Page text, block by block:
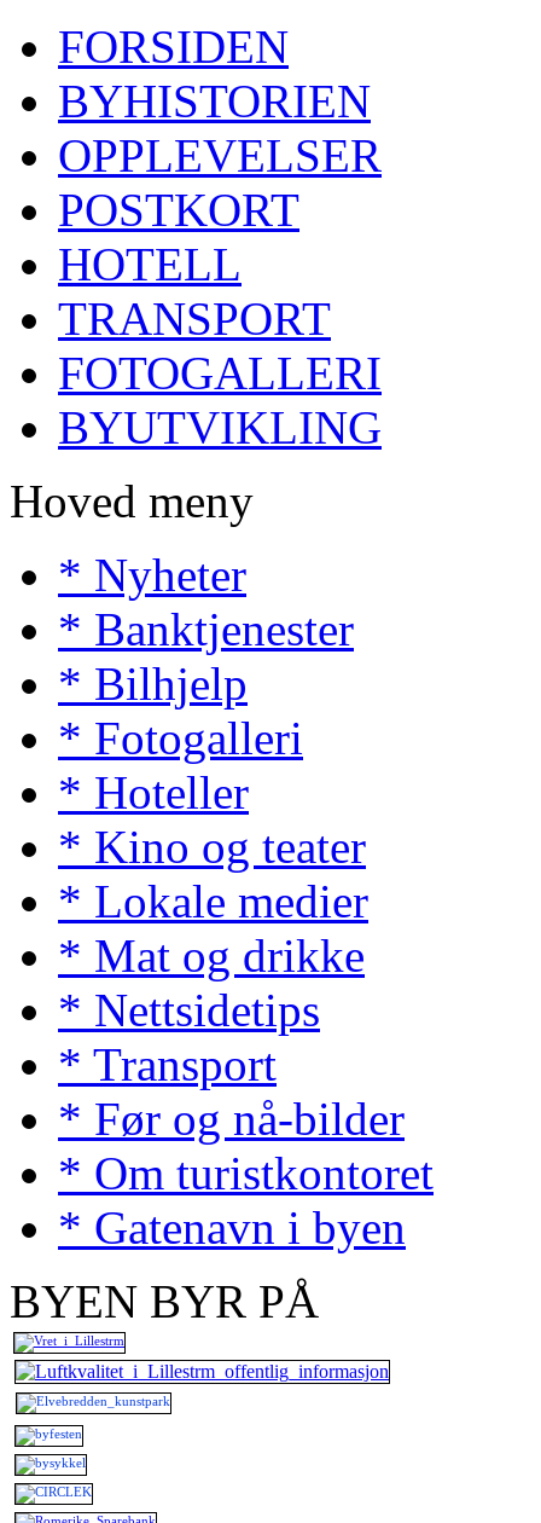
FORSIDEN
BYHISTORIEN
OPPLEVELSER
POSTKORT
HOTELL
TRANSPORT
FOTOGALLERI
BYUTVIKLING
Hoved meny
* Nyheter
* Banktjenester
* Bilhjelp
* Fotogalleri
* Hoteller
* Kino og teater
* Lokale medier
* Mat og drikke
* Nettsidetips
* Transport
* Før og nå-bilder
* Om turistkontoret
* Gatenavn i byen
BYEN BYR PÅ